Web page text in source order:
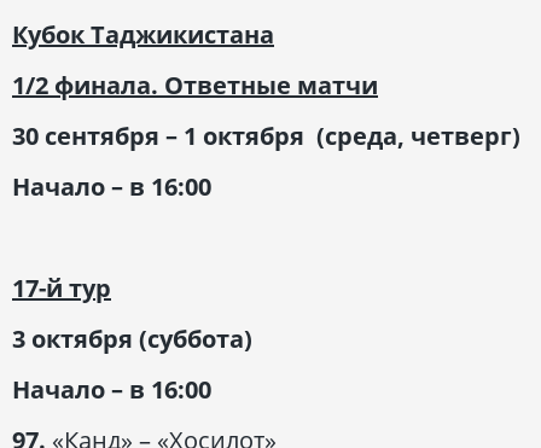
Кубок Таджикистана
1/2 финала. Ответные матчи
30 сентября – 1 октября (среда, четверг)
Начало – в 16:00
17-й тур
3 октября (суббота)
Начало – в 16:00
97. «Канд» – «Хосилот»